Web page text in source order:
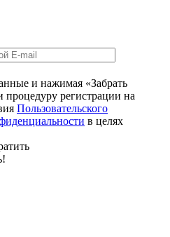
и нажимая «Забрать
процедуру регистрации на
Пользовательского
в целях